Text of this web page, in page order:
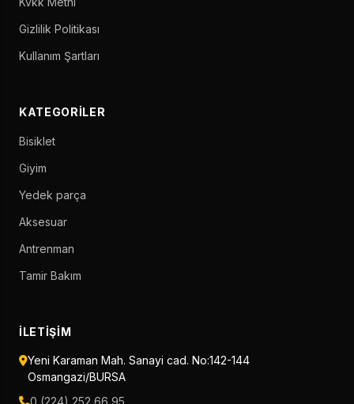
Gizlilik Politikası
Kullanım Şartları
KATEGORILER
Bisiklet
Giyim
Yedek parça
Aksesuar
Antrenman
Tamir Bakım
İLETIŞIM
Yeni Karaman Mah. Sanayi cad. No:142-144
Osmangazi/BURSA
0 (224) 252 66 95